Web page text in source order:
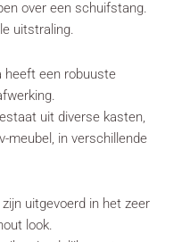
over een schuifstang.
uitstraling.
heeft een robuuste
uit diverse kasten,
meubel, in verschillende
uitgevoerd in het zeer
look.